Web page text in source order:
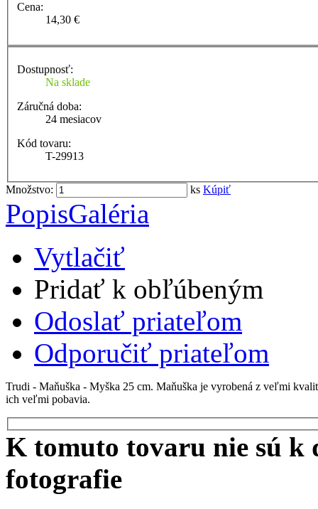
Cena:
14,30 €
Dostupnosť:
Na sklade
Záručná doba:
24 mesiacov
Kód tovaru:
T-29913
Množstvo: ks Kúpiť
PopisGaléria
Vytlačiť
Pridať k obľúbeným
Odoslať priateľom
Odporučiť priateľom
Trudi - Maňuška - Myška 25 cm. Maňuška je vyrobená z veľmi
ich veľmi pobavia.
K tomuto tovaru nie sú k
fotografie